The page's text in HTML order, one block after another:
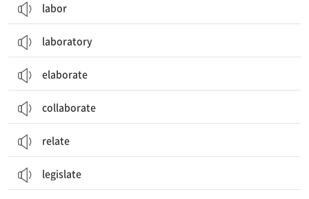
labor
laboratory
elaborate
collaborate
relate
legislate